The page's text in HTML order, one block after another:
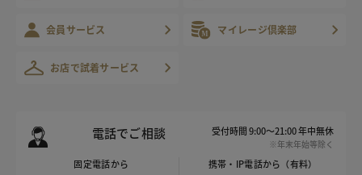
会員サービス マイレージ倶楽部
お店で試着サービス
電話でご相談 受付時間 9:00～21:00 年中無休
※年末年始等除く
固定電話から 携帯・IP電話から（有料）